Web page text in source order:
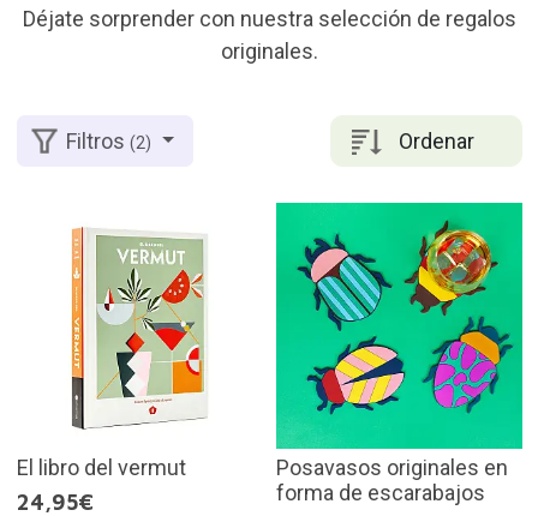
Déjate sorprender con nuestra selección de regalos
originales.
Ordenar
Filtros(2)
El libro del vermut
24,95€
Posavasos originales en
forma de escarabajos